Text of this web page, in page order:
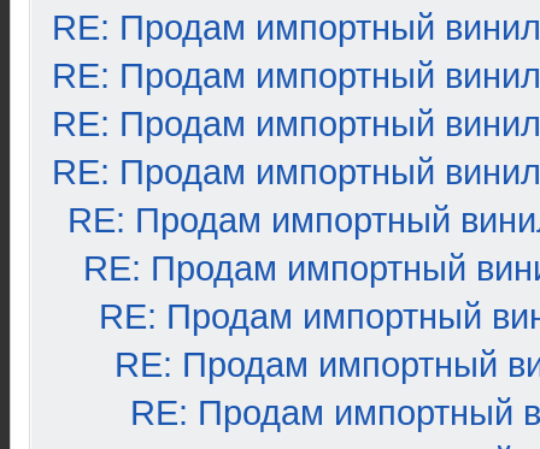
RE: Продам импортный винил
RE: Продам импортный винил
RE: Продам импортный винил
RE: Продам импортный винил
RE: Продам импортный
RE: Продам импортный
RE: Продам импортный
RE: Продам импортный
RE: Продам импортный